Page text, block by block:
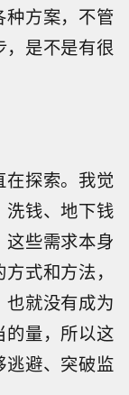
种方案，不管
，是不是有很
在探索。我觉
洗钱、地下钱
些需求本身
式和方法，
就没有成为
的量，所以这
逃避、突破监